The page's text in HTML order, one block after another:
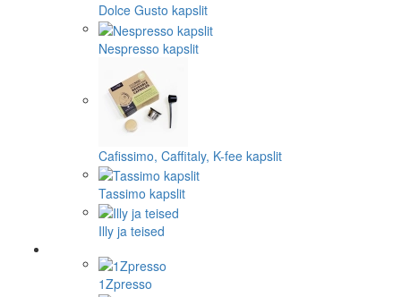
Dolce Gusto kapslit
Nespresso kapslit
Cafissimo, Caffitaly, K-fee kapslit
Tassimo kapslit
Illy ja teised
1Zpresso